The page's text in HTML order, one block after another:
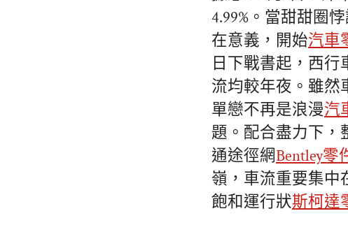
4.99%。當甜甜圈
在意義，開始汽車
日下戰書起，西
流均較年夜。雖然
單戀不再是浪漫汽
題。配合盡力下，
通途徑網Bentley零
嶺，車流重要集中
飽和運行狀斯柯達